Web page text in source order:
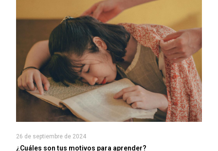
26 de septiembre de 2024
¿Cuáles son tus motivos para aprender?